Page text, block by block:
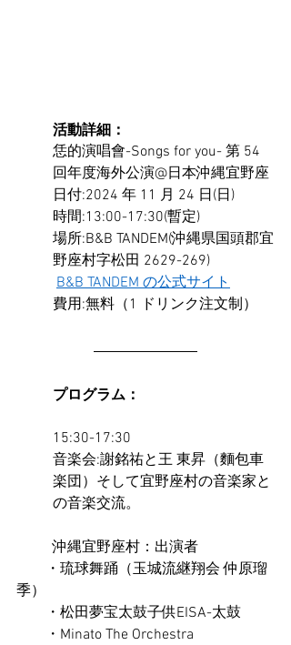
活動詳細：
恁的演唱會-Songs for you- 第 54
回年度海外公演@日本沖縄宜野座
日付:2024 年 11 月 24 日(日)
時間:13:00-17:30(暫定)
場所:B&B TANDEM(沖縄県国頭郡宜
野座村字松田 2629-269)
B&B TANDEM の公式サイト
費用:無料（1 ドリンク注文制）
プログラム：
15:30-17:30
音楽会:謝銘祐と王 東昇（麵包車
楽団）そして宜野座村の音楽家と
の音楽交流。
沖縄宜野座村：出演者
・琉球舞踊（玉城流継翔会 仲原瑠
季）
・松田夢宝太鼓子供EISA-太鼓
・Minato The Orchestra